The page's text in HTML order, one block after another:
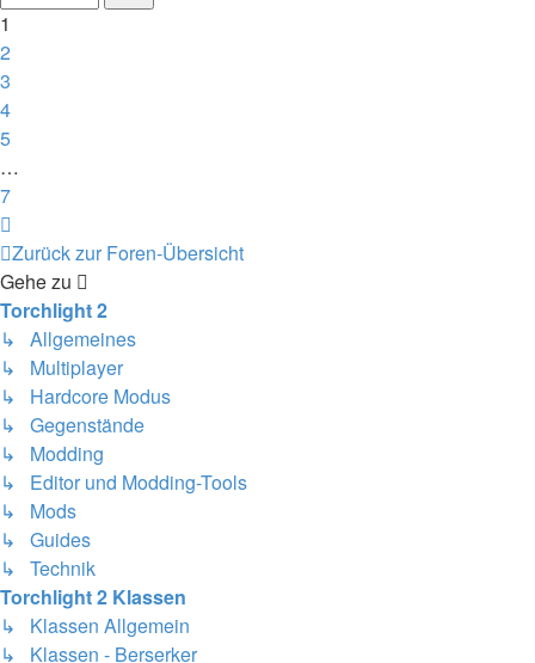
7
1
2
3
4
5
…
7
Zurück zur Foren-Übersicht
Gehe zu
Torchlight 2
↳ Allgemeines
↳ Multiplayer
↳ Hardcore Modus
↳ Gegenstände
↳ Modding
↳ Editor und Modding-Tools
↳ Mods
↳ Guides
↳ Technik
Torchlight 2 Klassen
↳ Klassen Allgemein
↳ Klassen - Berserker